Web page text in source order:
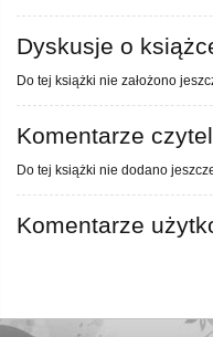
Dyskusje o
Do tej książki nie założono
Komentarze
Do tej książki nie dodano
Komentarze